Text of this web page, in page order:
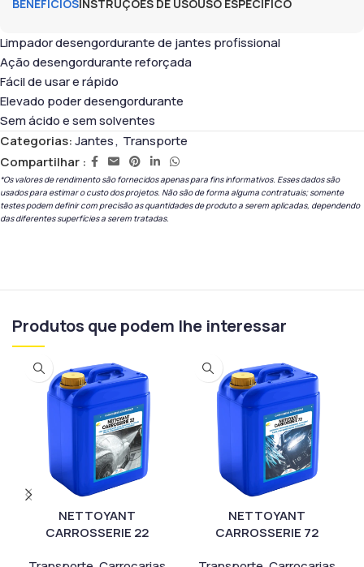
BENEFÍCIOSINSTRUÇÕES DE USOUSO ESPECÍFICO
Limpador desengordurante de jantes profissional
Ação desengordurante reforçada
Fácil de usar e rápido
Elevado poder desengordurante
Sem ácido e sem solventes
Categorias:Jantes, Transporte
Compartilhar :
*Os valores de rendimento são fornecidos apenas para fins informativos. Esses dados são
usados ​​para estimar o custo dos projetos. Não são de forma alguma contratuais; somente
testes podem definir com precisão as quantidades de produto a serem aplicadas, dependendo
das diferentes superfícies a serem tratadas.
Produtos que podem lhe interessar
NETTOYANT
CARROSSERIE 22
NETTOYANT
CARROSSERIE 72